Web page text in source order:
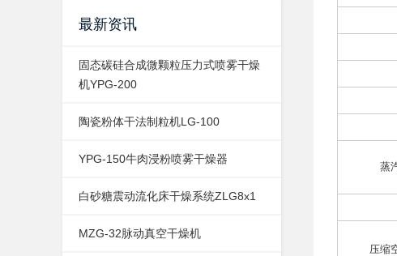
最新资讯
固态碳硅合成微颗粒压力式喷雾干燥
机YPG-200
陶瓷粉体干法制粒机LG-100
YPG-150牛肉浸粉喷雾干燥器
白砂糖震动流化床干燥系统ZLG8x1
MZG-32脉动真空干燥机
蒸
压缩